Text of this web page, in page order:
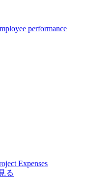
performance
Expenses
る